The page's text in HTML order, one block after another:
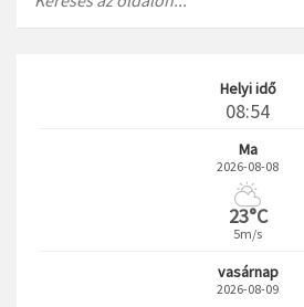
Helyi idő
08:54
Ma
2026-08-08
23°C
5m/s
vasárnap
2026-08-09